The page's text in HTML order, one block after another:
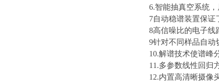
6.智能抽真空系统
7自动稳谱装置保
8高信噪比的电子线
9针对不同样品自
10.解谱技术使谱峰
11.多参数线性回归
12.内置高清晰摄像